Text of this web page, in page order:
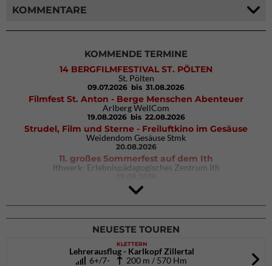
KOMMENTARE
KOMMENDE TERMINE
14 BERGFILMFESTIVAL ST. PÖLTEN
St. Pölten
09.07.2026 bis 31.08.2026
Filmfest St. Anton - Berge Menschen Abenteuer
Arlberg WellCom
19.08.2026 bis 22.08.2026
Strudel, Film und Sterne - Freiluftkino im Gesäuse
Weidendom Gesäuse Stmk
20.08.2026
11. großes Sommerfest auf dem Ith
Ithwerk- Erlebnispädagogisches Zentrum Ith
Rock Master Arco
Arco (IT)
02.10.2026bis 04.10.2026
NEUESTE TOUREN
KLETTERN
Lehrerausflug - Karlkopf Zillertal
6+/7-
200 m / 570 Hm